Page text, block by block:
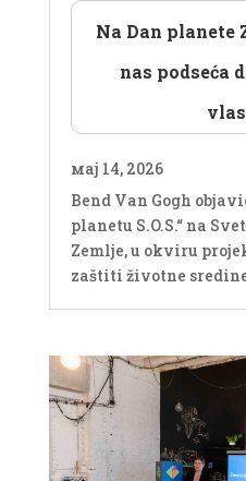
Na Dan planete
nas podseća
мај 14, 2026
Bend Van Gogh
planetu S.O.S.“ na
Zemlje, u okviru
zaštiti životne